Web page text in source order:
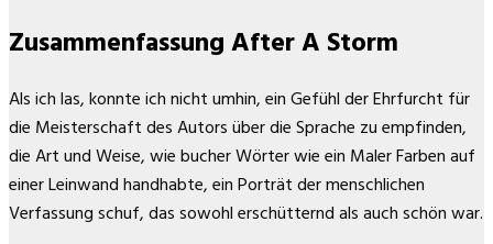
Zusammenfassung After A Storm
Als ich las, konnte ich nicht umhin, ein Gefühl der Ehrfurcht für
die Meisterschaft des Autors über die Sprache zu empfinden,
die Art und Weise, wie bucher Wörter wie ein Maler Farben auf
einer Leinwand handhabte, ein Porträt der menschlichen
Verfassung schuf, das sowohl erschütternd als auch schön war.